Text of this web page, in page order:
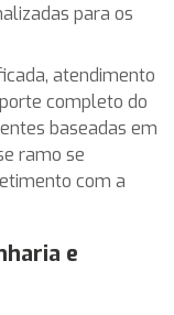
para os
atendimento
completo do
baseadas em
ramo se
com a
e